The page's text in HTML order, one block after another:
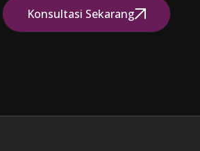
Konsultasi Sekarang